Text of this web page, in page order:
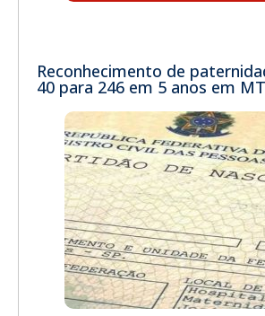
Reconhecimento de
40 para 246 em 5 anos em MT